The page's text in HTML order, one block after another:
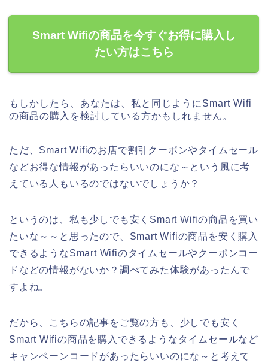
Smart Wifiの商品を今すぐお得に購入し
たい方はこちら
もしかしたら、あなたは、私と同じようにSmart Wifi
の商品の購入を検討している方かもしれません。
ただ、Smart Wifiのお店で割引クーポンやタイムセール
などお得な情報があったらいいのにな～という風に考
えている人もいるのではないでしょうか？
というのは、私も少しでも安くSmart Wifiの商品を買い
たいな～～と思ったので、Smart Wifiの商品を安く購入
できるようなSmart Wifiのタイムセールやクーポンコー
ドなどの情報がないか？調べてみた体験があったんで
すよね。
だから、こちらの記事をご覧の方も、少しでも安く
Smart Wifiの商品を購入できるようなタイムセールなど
キャンペーンコードがあったらいいのにな～と考えて